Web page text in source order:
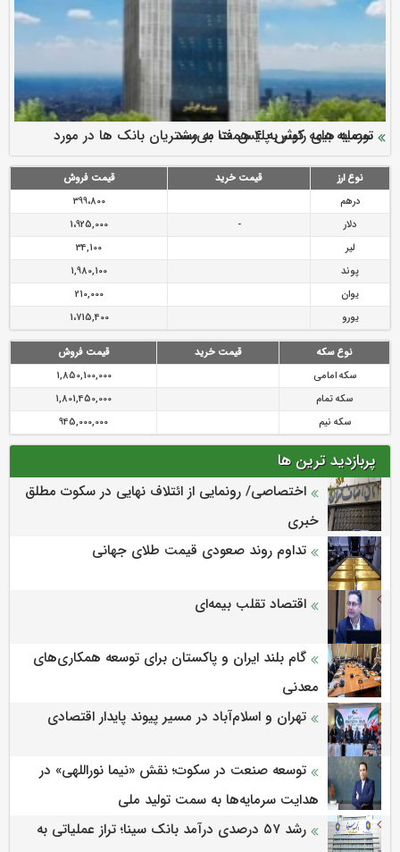
ارزش سهام عدالت بالا رفت
سرمایه بیمه کوثر به ۴ همت می‌رسد
نود ثانیه با فولاد سنگان
تقدیر دبیرکل سندیکای بیمه گران ایران از اقدامات مدیرعامل بیمه
رازی
توصیه های رئیس پلیس فتا به مشتریان بانک ها در مورد
پیشگیری از سرقت های مجازی
نوع ارز قیمت خرید
قیمت فروش
درهم
399،800
دلار
-
1،925,000
لیر
34,100
پوند
1,980,100
یوان
210,000
یورو
1،715,400
نوع سکه قیمت خرید
قیمت فروش
سکه امامی
1,850,100,000
سکه تمام
1,801,450,000
سکه نیم
945,000,000
پربازدید ترین ها
اختصاصی/ رونمایی از ائتلاف‌ نهایی در سکوت مطلق
خبری
تداوم روند صعودی قیمت طلای جهانی
اقتصاد تقلب بیمه‌ای
گام بلند ایران و پاکستان برای توسعه همکاری‌های
معدنی
تهران و اسلام‌آباد در مسیر پیوند پایدار اقتصادی
توسعه صنعت در سکوت؛ نقش «نیما نوراللهی» در
هدایت سرمایه‌ها به سمت تولید ملی
رشد ۵۷ درصدی درآمد بانک سینا؛ تراز عملیاتی به